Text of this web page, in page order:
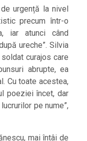
urgență la nivel
precum într-o
iar atunci când
ureche”. Silvia
curajos care
abrupte, ea
Cu toate acestea,
poeziei încet, dar
pe nume”,
mai întâi de